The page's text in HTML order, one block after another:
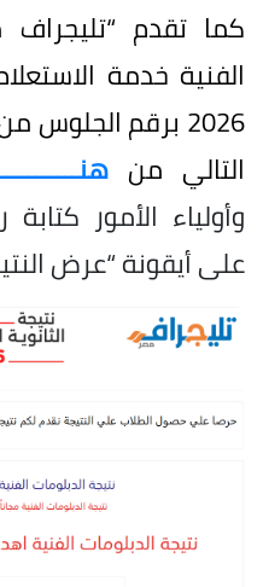
كما تقدم “تليجراف
الفنية خدمة
2026 برقم
التالي من
وأولياء الأمور
على أيقونة “عرض